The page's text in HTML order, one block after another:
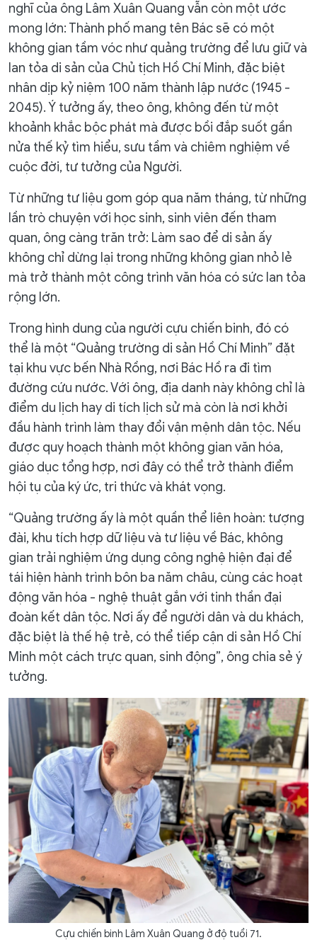
nghĩ của ông Lâm Xuân Quang vẫn còn một ước
mong lớn: Thành phố mang tên Bác sẽ có một
không gian tầm vóc như quảng trường để lưu giữ và
lan tỏa di sản của Chủ tịch Hồ Chí Minh, đặc biệt
nhân dịp kỷ niệm 100 năm thành lập nước (1945 -
2045). Ý tưởng ấy, theo ông, không đến từ một
khoảnh khắc bộc phát mà được bồi đắp suốt gần
nửa thế kỷ tìm hiểu, sưu tầm và chiêm nghiệm về
cuộc đời, tư tưởng của Người.
Từ những tư liệu gom góp qua năm tháng, từ những
lần trò chuyện với học sinh, sinh viên đến tham
quan, ông càng trăn trở: Làm sao để di sản ấy
không chỉ dừng lại trong những không gian nhỏ lẻ
mà trở thành một công trình văn hóa có sức lan tỏa
rộng lớn.
Trong hình dung của người cựu chiến binh, đó có
thể là một “Quảng trường di sản Hồ Chí Minh” đặt
tại khu vực bến Nhà Rồng, nơi Bác Hồ ra đi tìm
đường cứu nước. Với ông, địa danh này không chỉ là
điểm du lịch hay di tích lịch sử mà còn là nơi khởi
đầu hành trình làm thay đổi vận mệnh dân tộc. Nếu
được quy hoạch thành một không gian văn hóa,
giáo dục tổng hợp, nơi đây có thể trở thành điểm
hội tụ của ký ức, tri thức và khát vọng.
“Quảng trường ấy là một quần thể liên hoàn: tượng
đài, khu tích hợp dữ liệu và tư liệu về Bác, không
gian trải nghiệm ứng dụng công nghệ hiện đại để
tái hiện hành trình bôn ba năm châu, cùng các hoạt
động văn hóa - nghệ thuật gắn với tinh thần đại
đoàn kết dân tộc. Nơi ấy để người dân và du khách,
đặc biệt là thế hệ trẻ, có thể tiếp cận di sản Hồ Chí
Minh một cách trực quan, sinh động”, ông chia sẻ ý
tưởng.
Cựu chiến binh Lâm Xuân Quang ở độ tuổi 71.